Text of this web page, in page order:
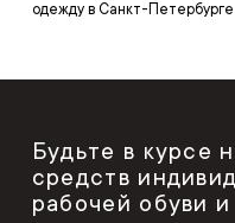
одежду в Санкт-Петербурге
Будьте в курсе
средств
рабочей обуви